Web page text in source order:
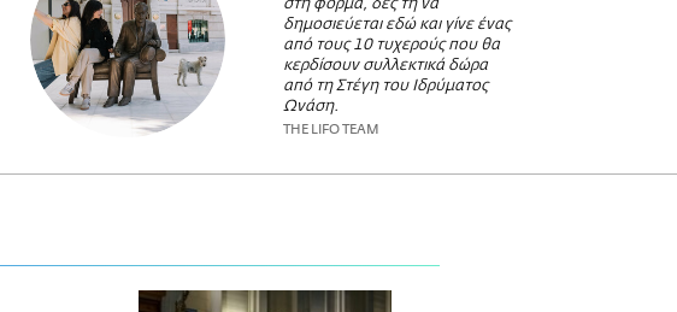
στη φόρμα, δες τη να
δημοσιεύεται εδώ και γίνε ένας
από τους 10 τυχερούς που θα
κερδίσουν συλλεκτικά δώρα
από τη Στέγη του Ιδρύματος
Ωνάση.
THE LIFO TEAM